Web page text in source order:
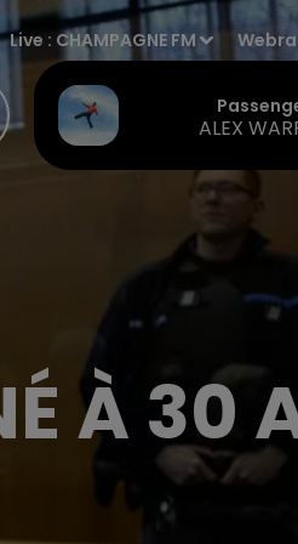
Live : CHAMPAGNE FM
ALEX
À 30